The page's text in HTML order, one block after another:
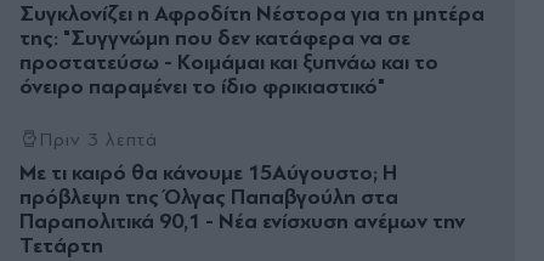
Συγκλονίζει η Αφροδίτη Νέστορα για τη μητέρα
της: "Συγγνώμη που δεν κατάφερα να σε
προστατεύσω - Κοιμάμαι και ξυπνάω και το
όνειρο παραμένει το ίδιο φρικιαστικό"
Πριν 3 λεπτά
Με τι καιρό θα κάνουμε 15Αύγουστο; Η
πρόβλεψη της Όλγας Παπαβγούλη στα
Παραπολιτικά 90,1 - Νέα ενίσχυση ανέμων την
Τετάρτη